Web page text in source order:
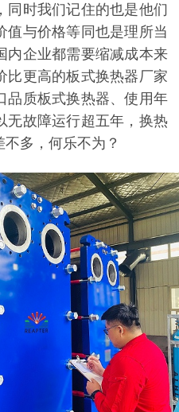
同时我们记住的也是他们
值与价格等同也是理所当
内企业都需要缩减成本来
比更高的板式换热器厂家
品质板式换热器、使用年
无故障运行超五年，换热
多，何乐不为？